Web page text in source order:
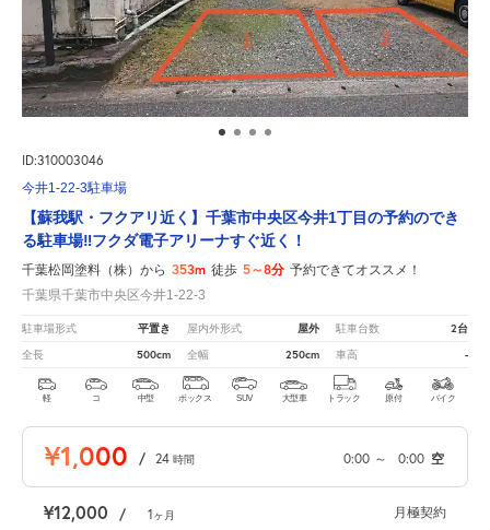
ID:310003046
今井1-22-3駐車場
【蘇我駅・フクアリ近く】千葉市中央区今井1丁目の予約のでき
る駐車場‼フクダ電子アリーナすぐ近く！
千葉松岡塗料（株）から 353m 徒歩 5～8分 予約できてオススメ！
千葉県千葉市中央区今井1-22-3
駐車場形式 平置き 屋内外形式 屋外 駐車台数 2台
全長 500cm 全幅 250cm 車高 -
軽 コ 中型 ボックス SUV 大型車 トラック 原付 バイク
¥1,000 / 24 時間 0:00 ～ 0:00 空
¥12,000 / 1ヶ月 月極契約